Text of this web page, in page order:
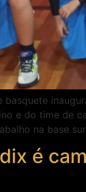
e do time de
na base
é